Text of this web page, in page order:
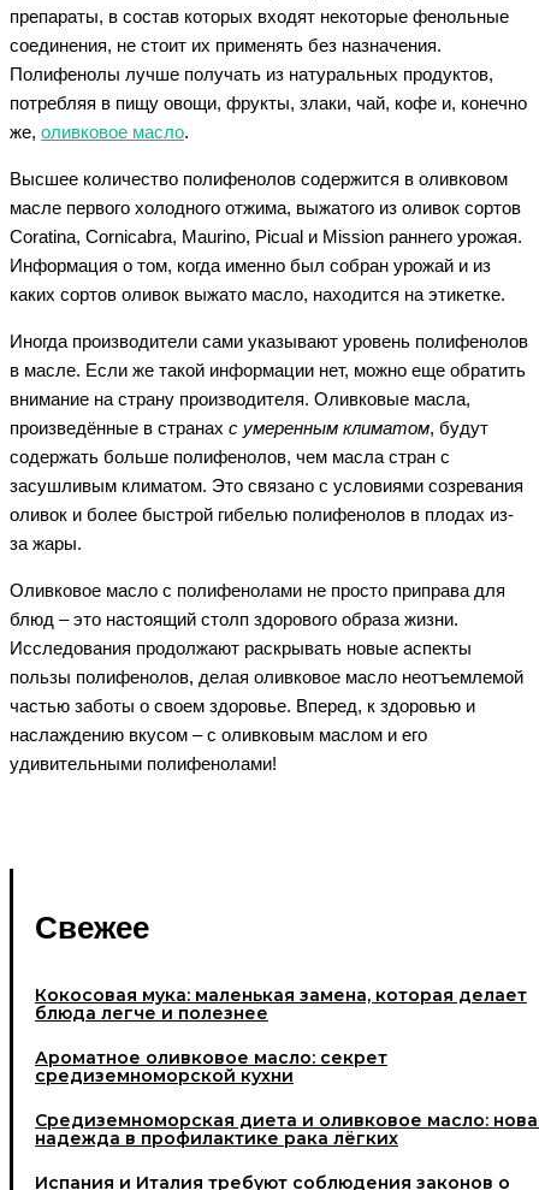
препараты, в состав которых входят некоторые фенольные
соединения, не стоит их применять без назначения.
Полифенолы лучше получать из натуральных продуктов,
потребляя в пищу овощи, фрукты, злаки, чай, кофе и, конечно
же, оливковое масло.
Высшее количество полифенолов содержится в оливковом
масле первого холодного отжима, выжатого из оливок сортов
Coratina, Cornicabra, Maurino, Picual и Mission раннего урожая.
Информация о том, когда именно был собран урожай и из
каких сортов оливок выжато масло, находится на этикетке.
Иногда производители сами указывают уровень полифенолов
в масле. Если же такой информации нет, можно еще обратить
внимание на страну производителя. Оливковые масла,
произведённые в странах с умеренным климатом, будут
содержать больше полифенолов, чем масла стран с
засушливым климатом. Это связано с условиями созревания
оливок и более быстрой гибелью полифенолов в плодах из-
за жары.
Оливковое масло с полифенолами не просто приправа для
блюд – это настоящий столп здорового образа жизни.
Исследования продолжают раскрывать новые аспекты
пользы полифенолов, делая оливковое масло неотъемлемой
частью заботы о своем здоровье. Вперед, к здоровью и
наслаждению вкусом – с оливковым маслом и его
удивительными полифенолами!
Свежее
Кокосовая мука: маленькая замена, которая делает
блюда легче и полезнее
Ароматное оливковое масло: секрет
средиземноморской кухни
Средиземноморская диета и оливковое масло:
надежда в профилактике рака лёгких
Испания и Италия требуют соблюдения законов о